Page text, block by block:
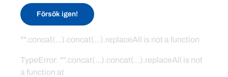
Försök igen!
"".concat(...).concat(...).replaceAll is not a function
TypeError: "".concat(...).concat(...).replaceAll is not
a function at